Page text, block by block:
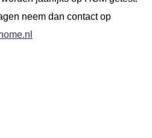
neem dan contact op